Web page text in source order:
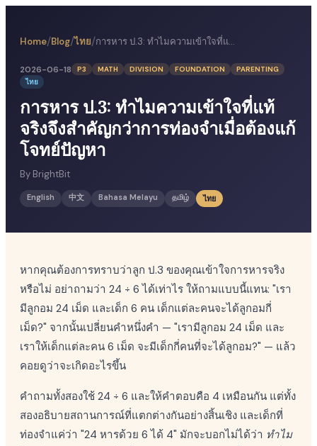
Home/Blog/ไทย/ การหาร ป.3: ทำไมความเข้าใจที่แท้จริงจึงสำคัญกว่าการท่องจำเมื่อต้องแก้โจทย์ปัญหา
2026-06-18 P3 MATH DIVISION FOUNDATION
PARENTING
ไทย
การหาร ป.3: ทำไมความเข้าใจที่แท้
จริงจึงสำคัญกว่าการท่องจำเมื่อต้องแก้
โจทย์ปัญหา
By BrightBit
English 中文 Bahasa Melayu தமிழ் ไทย
หากคุณต้องการทราบว่าลูก ป.3 ของคุณเข้าใจการหารจริง
หรือไม่ อย่าถามว่า 24 ÷ 6 ได้เท่าไร ให้ถามแบบนี้แทน: "เรา
มีลูกอม 24 เม็ด และเด็ก 6 คน เด็กแต่ละคนจะได้ลูกอมกี่
เม็ด?" จากนั้นเปลี่ยนคำหนึ่งคำ — "เรามีลูกอม 24 เม็ด และ
เราให้เด็กแต่ละคน 6 เม็ด จะมีเด็กกี่คนที่จะได้ลูกอม?" — แล้ว
คอยดูว่าจะเกิดอะไรขึ้น
คำถามทั้งสองใช้ 24 ÷ 6 และให้คำตอบคือ 4 เหมือนกัน แต่ทั้ง
สองอธิบายสถานการณ์ที่แตกต่างกันอย่างสิ้นเชิง และเด็กที่
ท่องจำแค่ว่า "24 หารด้วย 6 ได้ 4" มักจะบอกไม่ได้ว่า ทำไม